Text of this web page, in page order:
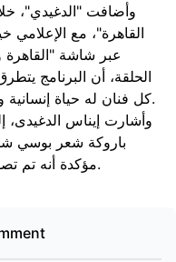
وأضافت "الدغيدي"،
القاهرة"، مع
عبر شاشة
الحلقة، أن البرنامج
كل فنان له حياة إنسانية والبرنامج يُظهرها، ويظهر ضعف البشر.
وأشارت إيناس الدغيدى،
باروكة شعر بوسي
مؤكدة أنه تم تصوير ما يقارب الـ25 حلقة من البرنامج.